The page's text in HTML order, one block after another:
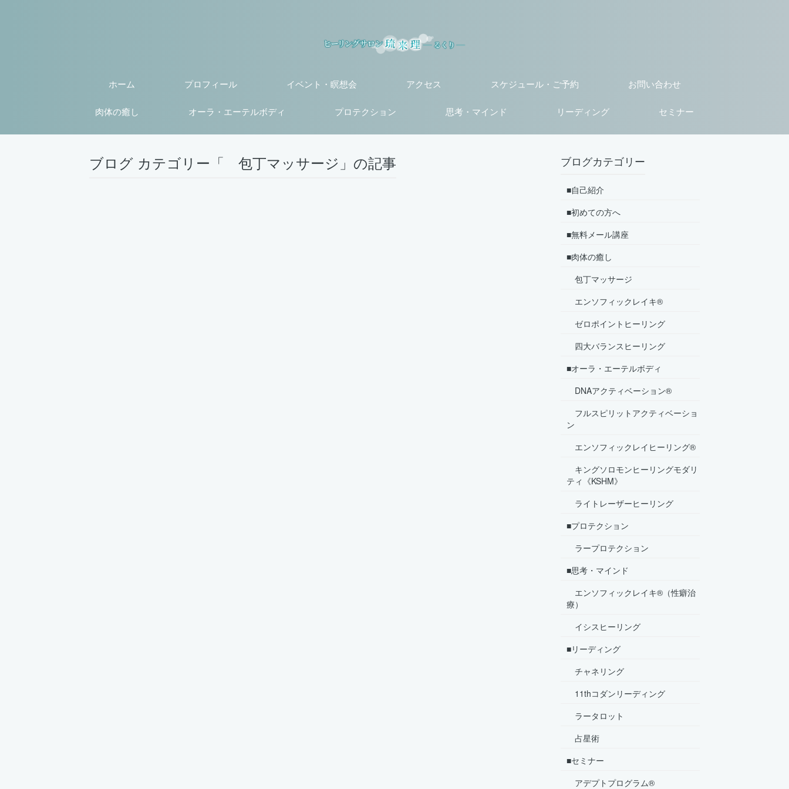
ホーム プロフィール イベント・瞑想会 アクセス スケジュール・ご予約 お問い合わせ
肉体の癒し オーラ・エーテルボディ プロテクション 思考・マインド リーディング セミナー
ブログ カテゴリー「 包丁マッサージ」の記事 ブログカテゴリー
■自己紹介
■初めての方へ
■無料メール講座
■肉体の癒し
包丁マッサージ
エンソフィックレイキ®
ゼロポイントヒーリング
四大バランスヒーリング
■オーラ・エーテルボディ
DNAアクティベーション®
フルスピリットアクティベーショ
ン
エンソフィックレイヒーリング®
キングソロモンヒーリングモダリ
ティ《KSHM》
ライトレーザーヒーリング
■プロテクション
ラープロテクション
■思考・マインド
エンソフィックレイキ®（性癖治
療）
イシスヒーリング
■リーディング
チャネリング
11thコダンリーディング
ラータロット
占星術
■セミナー
アデプトプログラム®